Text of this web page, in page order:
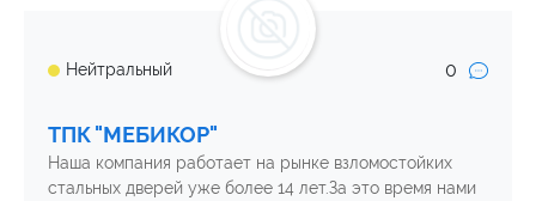
Нейтральный 0
ТПК "МЕБИКОР"
Наша компания работает на рынке взломостойких
стальных дверей уже более 14 лет.За это время нами